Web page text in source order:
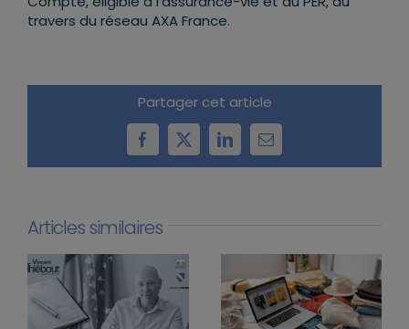
travers du réseau AXA France.
Partager cet article
Facebook
X LinkedInEmail
Articles similaires